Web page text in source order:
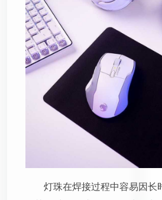
灯珠在焊接过程中容易因长